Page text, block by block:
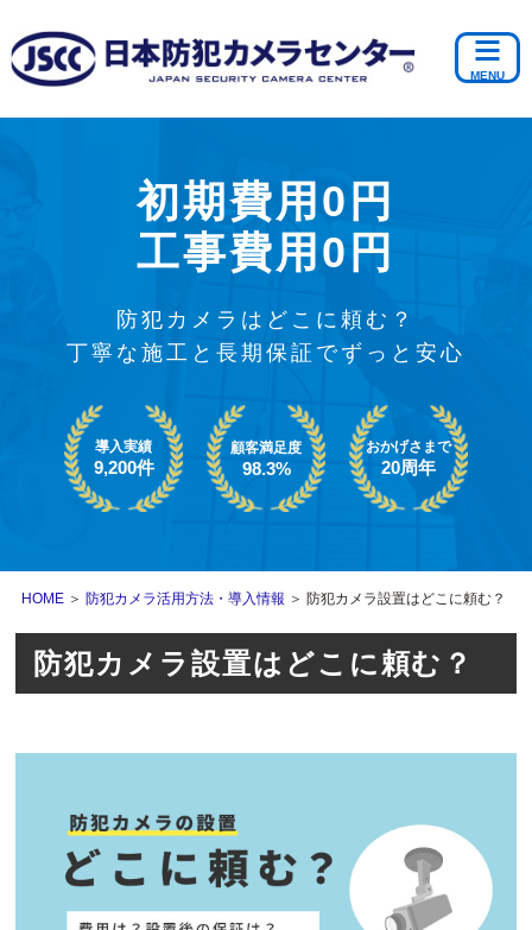
初期費用0円
工事費用0円
防犯カメラはどこに頼む？
丁寧な施工と長期保証でずっと安心
導入実績
9,200件
顧客満足度
98.3%
おかげさまで
20周年
HOME ＞ 防犯カメラ活用方法・導入情報 ＞ 防犯カメラ設置はどこに頼む？
防犯カメラ設置はどこに頼む？